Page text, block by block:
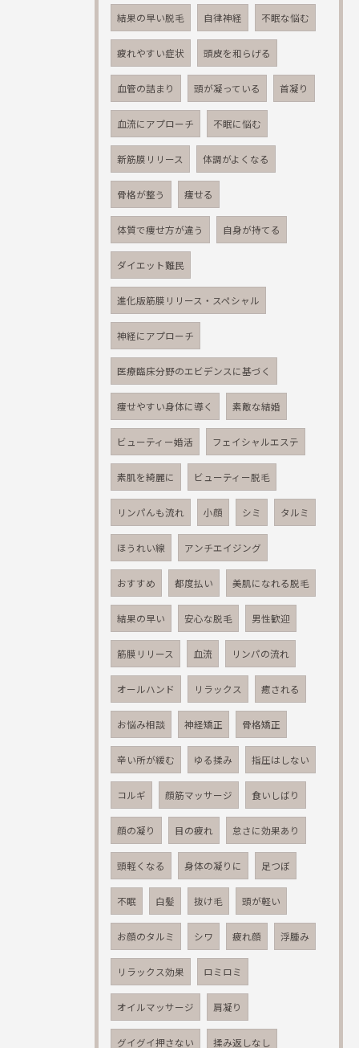
結果の早い脱毛 自律神経 不眠な悩む
疲れやすい症状 頭皮を和らげる
血管の詰まり 頭が凝っている 首凝り
血流にアプローチ 不眠に悩む
新筋膜リリース 体調がよくなる
骨格が整う 痩せる
体質で痩せ方が違う 自身が持てる
ダイエット難民
進化版筋膜リリース・スペシャル
神経にアプローチ
医療臨床分野のエビデンスに基づく
痩せやすい身体に導く 素敵な結婚
ビューティー婚活 フェイシャルエステ
素肌を綺麗に ビューティー脱毛
リンパんも流れ 小顔 シミ タルミ
ほうれい線 アンチエイジング
おすすめ 都度払い 美肌になれる脱毛
結果の早い 安心な脱毛 男性歓迎
筋膜リリース 血流 リンパの流れ
オールハンド リラックス 癒される
お悩み相談 神経矯正 骨格矯正
辛い所が緩む ゆる揉み 指圧はしない
コルギ 顔筋マッサージ 食いしばり
顔の凝り 目の疲れ 怠さに効果あり
頭軽くなる 身体の凝りに 足つぼ
不眠 白髪 抜け毛 頭が軽い
お顔のタルミ シワ 疲れ顔 浮腫み
リラックス効果 ロミロミ
オイルマッサージ 肩凝り
グイグイ押さない 揉み返しなし